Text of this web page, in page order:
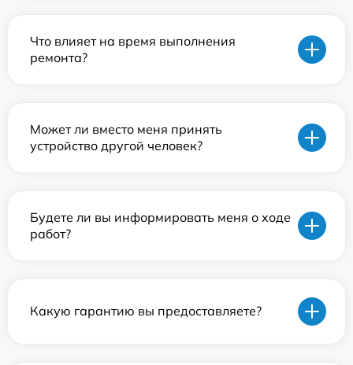
Что влияет на время выполнения
ремонта?
Может ли вместо меня принять
устройство другой человек?
Будете ли вы информировать меня о ходе
работ?
Какую гарантию вы предоставляете?